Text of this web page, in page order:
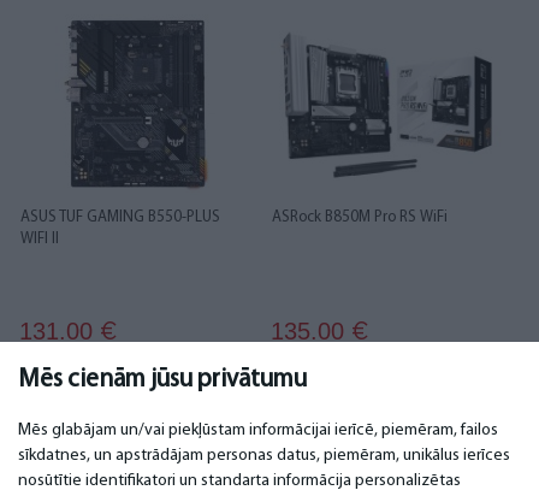
Mēs cienām jūsu privātumu
Mēs glabājam un/vai piekļūstam informācijai ierīcē, piemēram, failos
sīkdatnes, un apstrādājam personas datus, piemēram, unikālus ierīces
nosūtītie identifikatori un standarta informācija personalizētas
ASUS TUF GAMING B550-PLUS
WIFI II
131.00 €
ASRock B850M Pro RS WiFi
135.00 €
2